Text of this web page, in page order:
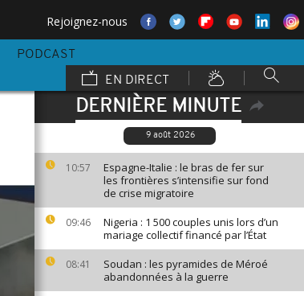
Rejoignez-nous
PODCAST
EN DIRECT
DERNIÈRE MINUTE
9 août 2026
10:57
Espagne-Italie : le bras de fer sur
les frontières s’intensifie sur fond
de crise migratoire
09:46
Nigeria : 1 500 couples unis lors d’un
mariage collectif financé par l’État
08:41
Soudan : les pyramides de Méroé
abandonnées à la guerre